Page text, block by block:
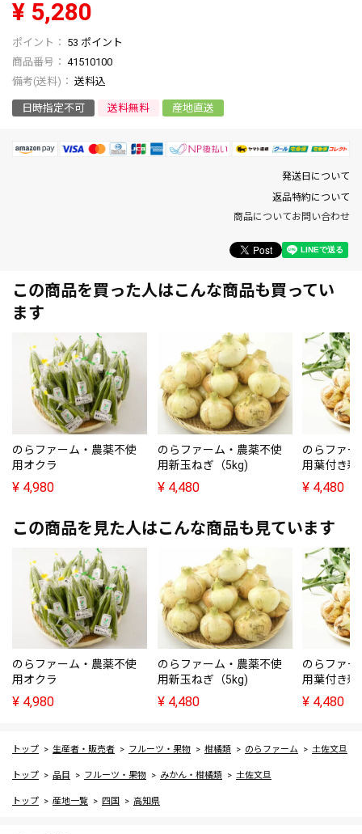
¥ 5,280
53 ポイント
商品番号
41510100
送料込
日時指定不可 送料無料 産地直送
発送日について
返品特約について
商品についてお問い合わせ
この商品を買った人はこんな商品も買ってい
ます
のらファーム・農薬不使
用オクラ
¥ 4,980
のらファーム・農薬不使
用新玉ねぎ（5kg)
¥ 4,480
のらファ
用葉付き新
¥ 4,480
この商品を見た人はこんな商品も見ています
のらファーム・農薬不使
用オクラ
¥ 4,980
のらファーム・農薬不使
用新玉ねぎ（5kg)
¥ 4,480
のらファ
用葉付き新
¥ 4,480
トップ 生産者・販売者 フルーツ・果物 柑橘類 のらファーム 土佐文旦
トップ 品目 フルーツ・果物 みかん・柑橘類 土佐文旦
トップ 産地一覧 四国 高知県